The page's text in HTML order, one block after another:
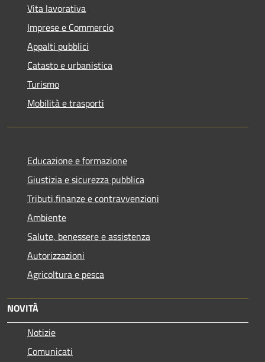
Vita lavorativa
Imprese e Commercio
Appalti pubblici
Catasto e urbanistica
Turismo
Mobilità e trasporti
Educazione e formazione
Giustizia e sicurezza pubblica
Tributi,finanze e contravvenzioni
Ambiente
Salute, benessere e assistenza
Autorizzazioni
Agricoltura e pesca
NOVITÀ
Notizie
Comunicati